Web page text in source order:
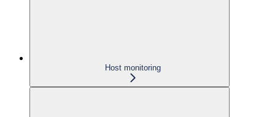
Host monitoring